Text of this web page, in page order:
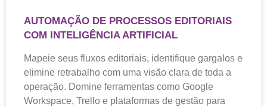
AUTOMAÇÃO DE PROCESSOS EDITORIAIS
COM INTELIGÊNCIA ARTIFICIAL
Mapeie seus fluxos editoriais, identifique gargalos e
elimine retrabalho com uma visão clara de toda a
operação. Domine ferramentas como Google
Workspace, Trello e plataformas de gestão para